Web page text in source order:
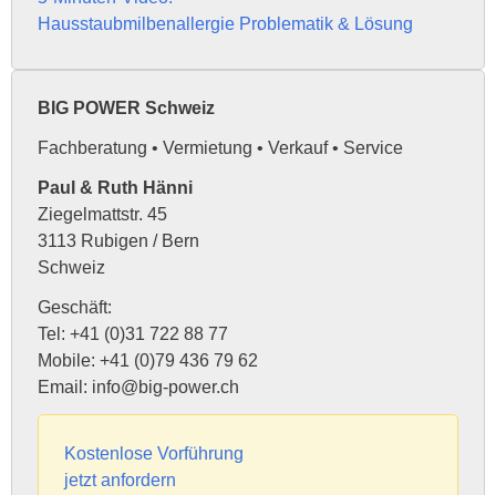
Hausstaubmilbenallergie Problematik & Lösung
BIG POWER Schweiz
Fachberatung • Vermietung • Verkauf • Service
Paul & Ruth Hänni
Ziegelmattstr. 45
3113 Rubigen / Bern
Schweiz
Geschäft:
Tel: +41 (0)31 722 88 77
Mobile: +41 (0)79 436 79 62
Email: info@big-power.ch
Kostenlose Vorführung
jetzt anfordern